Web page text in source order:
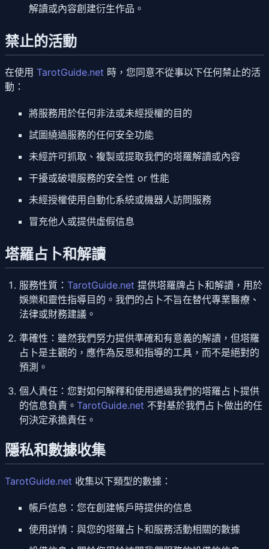
解讀或內容創建衍生作品。
禁止的活動
在使用 TarotGuide.net 時，您同意不從事以下任何禁止的活
動：
將服務用於任何非法或未經授權的目的
試圖繞過服務的任何安全功能
未經許可抓取、複製或提取我們的塔羅解讀或內容
干擾或破壞服務的安全性 or 性能
未經授權使用自動化系統或機器人訪問服務
冒充他人或提供虛假信息
塔羅占卜和解讀
服務性質 ： TarotGuide.net 提供塔羅牌占卜和解讀，用於
娛樂和靈性指導目的。我們的占卜不旨在替代專業醫療、
法律或財務建議。
準確性 ：雖然我們努力提供準確和有意義的解讀，但塔羅
占卜是主觀的，應作為反思和指導的工具，而不是絕對的
預測。
個人責任 ：您對如何解釋和使用通過我們的塔羅占卜提供
的信息負責。 TarotGuide.net 不對基於我們占卜做出的任
何決定承擔責任。
隱私和數據收集
TarotGuide.net 收集以下類型的數據：
帳戶信息 ：您在創建帳戶時提供的信息
使用詳情 ：與您的塔羅占卜和服務活動相關的數據